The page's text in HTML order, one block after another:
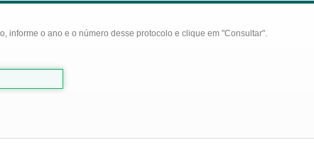
informe o ano e o número desse protocolo e clique em "Consultar".